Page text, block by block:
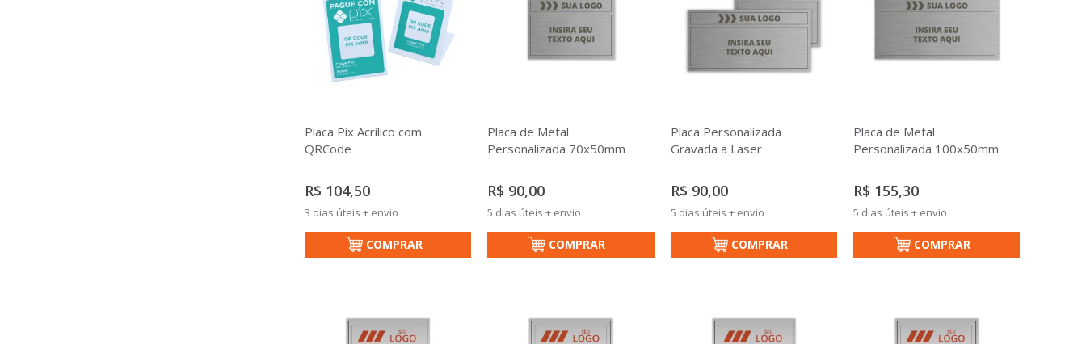
Placa Pix Acrílico com
QRCode
R$ 104,50
3 dias úteis + envio
COMPRAR
Placa de Metal
Personalizada 70x50mm
R$ 90,00
5 dias úteis + envio
COMPRAR
Placa Personalizada
Gravada a Laser
R$ 90,00
5 dias úteis + envio
COMPRAR
Placa de Metal
Personalizada 100x50mm
R$ 155,30
5 dias úteis + envio
COMPRAR